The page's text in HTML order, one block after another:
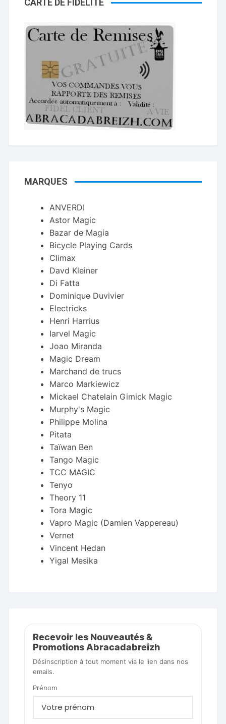
CARTE DE FIDELITÉ
MARQUES
ANVERDI
Astor Magic
Bazar de Magia
Bicycle Playing Cards
Climax
Davd Kleiner
Di Fatta
Dominique Duvivier
Electricks
Henri Harrius
Iarvel Magic
Joao Miranda
Magic Dream
Marchand de trucs
Marco Markiewicz
Mickael Chatelain Gimick Magic
Murphy's Magic
Philippe Molina
Pitata
Taïwan Ben
Tango Magic
TCC MAGIC
Tenyo
Theory 11
Tora Magic
Vapro Magic (Damien Vappereau)
Vernet
Vincent Hedan
Yigal Mesika
Recevoir les Nouveautés &
Promotions Abracadabreizh
Désinscription à tout moment via le lien dans nos
emails.
Prénom